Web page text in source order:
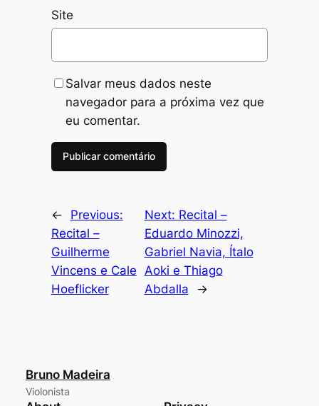
Site
Salvar meus dados neste
navegador para a próxima vez que
eu comentar.
←
Previous:
Recital –
Guilherme
Vincens e Cale
Hoeflicker
Next: Recital –
Eduardo Minozzi,
Gabriel Navia, Ítalo
Aoki e Thiago
Abdalla
→
Bruno Madeira
Violonista